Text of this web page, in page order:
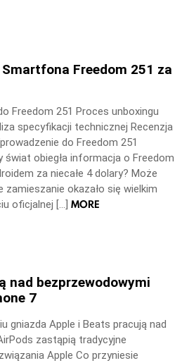
Freedom 251 za
Freedom 251 Proces unboxingu
specyfikacji technicznej Recenzja
do Freedom 251
świat obiegła informacja o Freedom
za niecałe 4 dolary? Może
zamieszanie okazało się wielkim
oficjalnej […] MORE
nad bezprzewodowymi
7
gniazda Apple i Beats pracują nad
zastąpią tradycyjne
Apple Co przyniesie